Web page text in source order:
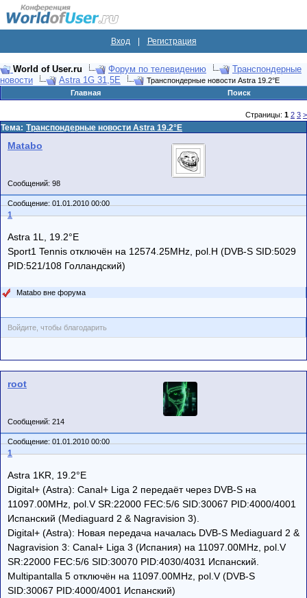
Вход Регистрация
World of User.ru Форум по телевидению
Транспондерные
новости
Astra 1G 31,5Е
Транспондерные новости Astra 19.2°E
Главная
Поиск
Страницы: 1 2 3 >
Тема: Транспондерные новости Astra 19.2°E
Matabo
Сообщений: 98
Сообщение: 01.01.2010 00:00
1
Astra 1L, 19.2°E
Sport1 Tennis отключён на 12574.25MHz, pol.H (DVB-S SID:5029
PID:521/108 Голландский)
Matabo вне форума
Войдите, чтобы благодарить
root
Сообщений: 214
Сообщение: 01.01.2010 00:00
1
Astra 1KR, 19.2°E
Digital+ (Astra): Canal+ Liga 2 передаёт через DVB-S на
11097.00MHz, pol.V SR:22000 FEC:5/6 SID:30067 PID:4000/4001
Испанский (Mediaguard 2 & Nagravision 3).
Digital+ (Astra): Новая передача началась DVB-S Mediaguard 2 &
Nagravision 3: Canal+ Liga 3 (Испания) на 11097.00MHz, pol.V
SR:22000 FEC:5/6 SID:30070 PID:4030/4031 Испанский.
Multipantalla 5 отключён на 11097.00MHz, pol.V (DVB-S
SID:30067 PID:4000/4001 Испанский)